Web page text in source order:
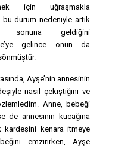
için uğraşmakla
durum nedeniyle artık
sonuna geldiğini
gelince onun da
Ayşe’nin annesinin
nasıl çekiştiğini ve
Anne, bebeği
de annesinin kucağına
kardeşini kenara itmeye
emzirirken, Ayşe